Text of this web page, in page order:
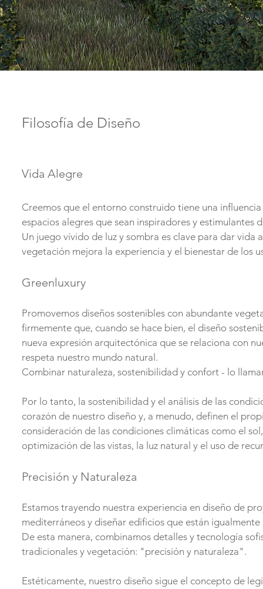
Filosofía de Diseño
Vida Alegre
Creemos que el entorno construido tiene una
espacios alegres que sean inspiradores y estimulantes
Un juego vívido de luz y sombra es clave para dar
vegetación mejora la experiencia y el bienestar de los
Greenluxury
Promovemos diseños sostenibles con abundante
firmemente que, cuando se hace bien, el diseño
nueva expresión arquitectónica que se relaciona con
respeta nuestro mundo natural.
Combinar naturaleza, sostenibilidad y confort - lo
Por lo tanto, la sostenibilidad y el análisis de las
corazón de nuestro diseño y, a menudo, definen el
consideración de las condiciones climáticas como el
optimización de las vistas, la luz natural y el uso de
Precisión y Naturaleza
Estamos trayendo nuestra experiencia en diseño de
mediterráneos y diseñar edificios que están
De esta manera, combinamos detalles y tecnología
tradicionales y vegetación: "precisión y naturaleza".
Estéticamente, nuestro diseño sigue el concepto de